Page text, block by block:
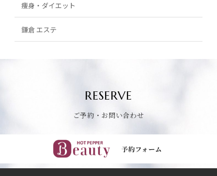
痩身・ダイエット
鎌倉 エステ
RESERVE
ご予約・お問い合わせ
ごよやくふぉーむへ